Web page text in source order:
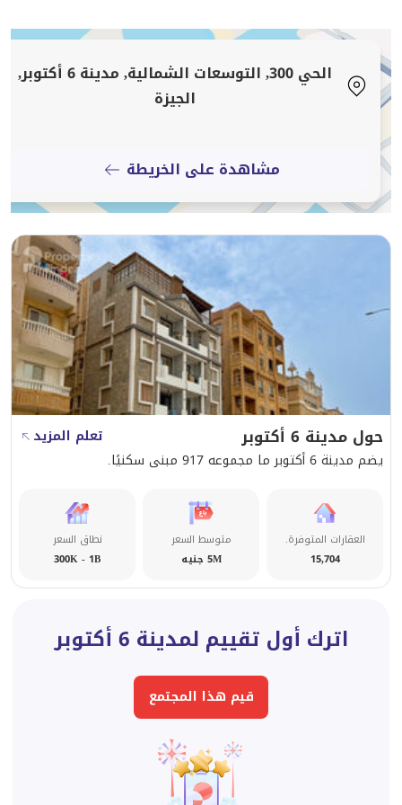
* إمكانية إعادة تقسيم البيزمنت حسب احتياجاتك
التقسيم الداخلي:
* 5 غرف نوم بمساحات ممتازة
* 2 مطبخ كبير
* 2 ريسيبشن كبير
* ليفينج كبير
* جاردن واسعة تصلح لحمام سباحة وشواية وبرجولة
الموقف القانوني:
* العمارة متسلمة بالكامل للجهاز
* أوراق قانونية خالصة 100%
* مدفوع جدية التصالح على البيزمنت
* دقيقتين من الدائري الأوسطي
* 3 دقائق لمحور جمال عبدالناصر
الحي 300, التوسعات الشمالية, مدينة 6 أكتوبر,
الجيزة
مشاهدة على الخريطة
حول مدينة 6 أكتوبر
تعلم المزيد
يضم مدينة 6 أكتوبر ما مجموعه 917 مبنى سكنيًا.
العقارات المتوفرة.
15,704
متوسط السعر
5M جنيه
نطاق السعر
300K - 1B
اترك أول تقييم لمدينة 6 أكتوبر
قيم هذا المجتمع